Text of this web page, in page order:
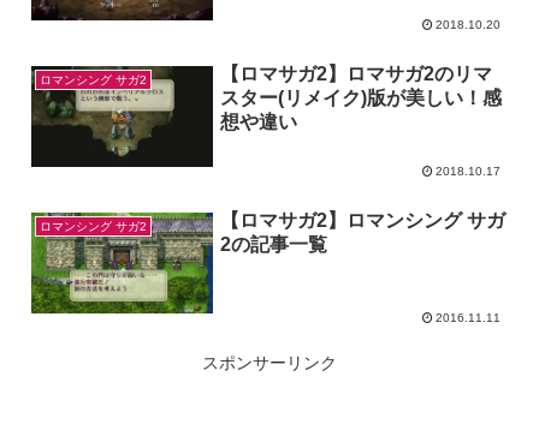
2018.10.20
ロマンシング サガ2
【ロマサガ2】ロマサガ2のリマ
スター(リメイク)版が美しい！感
想や違い
2018.10.17
ロマンシング サガ2
【ロマサガ2】ロマンシング サガ
2の記事一覧
2016.11.11
スポンサーリンク